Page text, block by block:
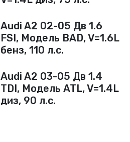
(Ворошиловский)
+7 906 172 16 36
+7 (8442) 60-18-58
+7 (8442) 60-93-83
+7 (906) 172-16-33
Audi A2 02-05 Дв 1.6
FSI, Модель BAD, V=1.6L
бенз, 110 л.с.
Audi A2 03-05 Дв 1.4
TDI, Модель ATL, V=1.4L
диз, 90 л.с.